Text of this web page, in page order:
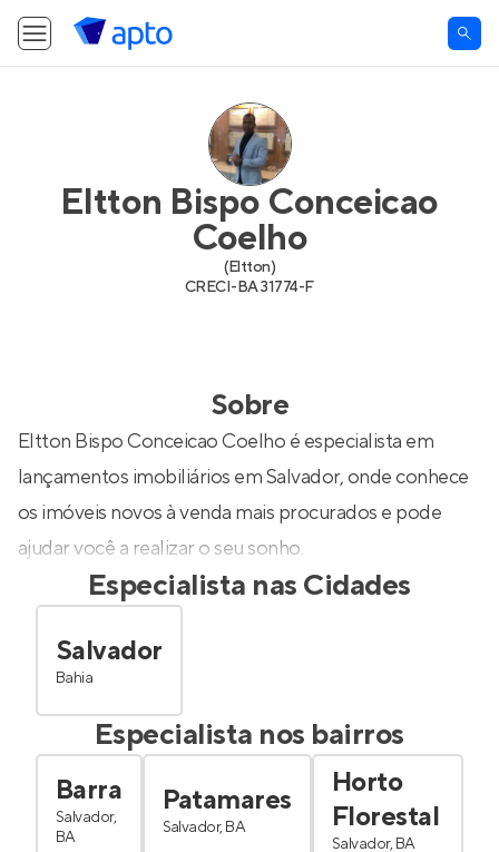
Eltton Bispo Conceicao
Coelho
(Eltton)
CRECI-BA 31774-F
Sobre
Eltton Bispo Conceicao Coelho é especialista em
lançamentos imobiliários em Salvador, onde conhece
os imóveis novos à venda mais procurados e pode
ajudar você a realizar o seu sonho.
Especialista nas Cidades
Salvador
Bahia
Especialista nos bairros
Barra
Salvador,
BA
Patamares
Salvador, BA
Horto
Florestal
Salvador, BA